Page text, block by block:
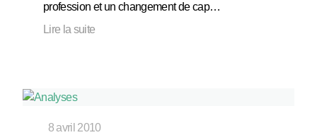
profession et un changement de cap…
Lire la suite
8 avril 2010